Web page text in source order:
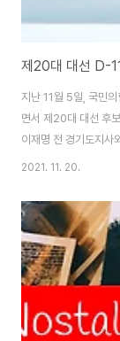
제20대 대선 D-
지난 11월 5일, 국민
면서 제20대 대선 후
이재명 전 경기도지사
안철수 대표, 정의당
4개월도 되지 않는다.
변수들이 존재하는 정
간이기도 하다. 남은
운데 유권자들이 주목
경선, 뿔뿔이 흩어진 ..
2021. 11. 20.